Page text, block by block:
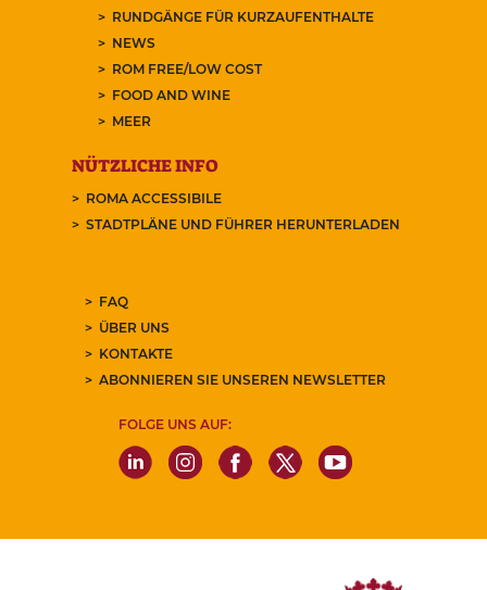
RUNDGÄNGE FÜR KURZAUFENTHALTE
NEWS
ROM FREE/LOW COST
FOOD AND WINE
MEER
NÜTZLICHE INFO
ROMA ACCESSIBILE
STADTPLÄNE UND FÜHRER HERUNTERLADEN
FAQ
ÜBER UNS
KONTAKTE
ABONNIEREN SIE UNSEREN NEWSLETTER
FOLGE UNS AUF: